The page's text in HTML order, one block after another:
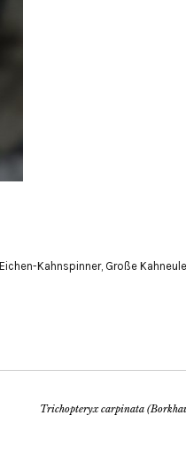
Eichen-Kahnspinner, Große Kahneule
Trichopteryx carpinata